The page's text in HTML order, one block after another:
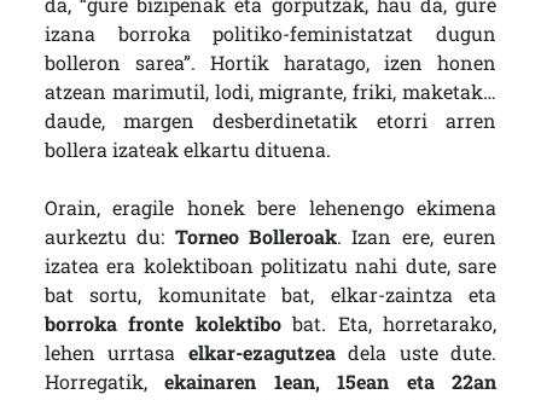
izana borroka politiko-feministatzat dugun
bolleron sarea”. Hortik haratago, izen honen
atzean marimutil, lodi, migrante, friki, maketak…
daude, margen desberdinetatik etorri arren
bollera izateak elkartu dituena.
Orain, eragile honek bere lehenengo ekimena
aurkeztu du: Torneo Bolleroak. Izan ere, euren
izatea era kolektiboan politizatu nahi dute, sare
bat sortu, komunitate bat, elkar-zaintza eta
borroka fronte kolektibobat. Eta, horretarako,
lehen urrtasa elkar-ezagutzeadela uste dute.
Horregatik,ekainaren 1ean, 15ean eta 22an